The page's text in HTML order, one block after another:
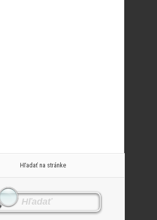
Hľadať na stránke